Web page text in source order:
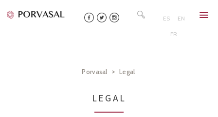
to
ES EN
FR
for:
Porvasal > Legal
LEGAL